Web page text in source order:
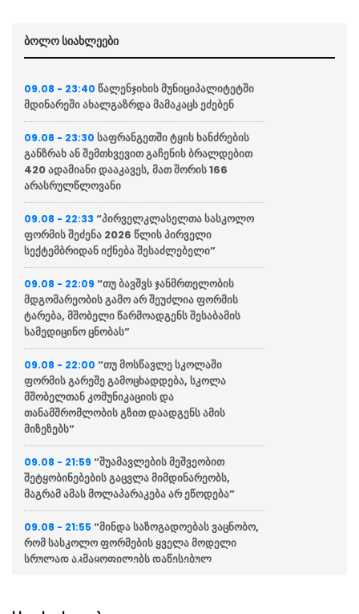
ბოლო სიახლეები
09.08 - 23:40 წალენჯიხის მუნიციპალიტეტში
მდინარეში ახალგაზრდა მამაკაცს ეძებენ
09.08 - 23:30 საფრანგეთში ტყის ხანძრების
განზრახ ან შემთხვევით გაჩენის ბრალდებით
420 ადამიანი დააკავეს, მათ შორის 166
არასრულწლოვანი
09.08 - 22:33 “პირველკლასელთა სასკოლო
ფორმის შეძენა 2026 წლის პირველი
სექტემბრიდან იქნება შესაძლებელი”
09.08 - 22:09 “თუ ბავშვს ჯანმრთელობის
მდგომარეობის გამო არ შეუძლია ფორმის
ტარება, მშობელი წარმოადგენს შესაბამის
სამედიცინო ცნობას”
09.08 - 22:00 “თუ მოსწავლე სკოლაში
ფორმის გარეშე გამოცხადდება, სკოლა
მშობელთან კომუნიკაციის და
თანამშრომლობის გზით დაადგენს ამის
მიზეზებს”
09.08 - 21:59 “შუამავლების მეშვეობით
შეტყობინებების გაცვლა მიმდინარეობს,
მაგრამ ამას მოლაპარაკება არ ეწოდება”
09.08 - 21:55 “მინდა საზოგადოებას ვაცნობო,
რომ სასკოლო ფორმების ყველა მოდელი
სრულად აკმაყოფილებს დაწესებულ
09.08 - 20:44უკრაინაში ტყვეობაში 50-ზე